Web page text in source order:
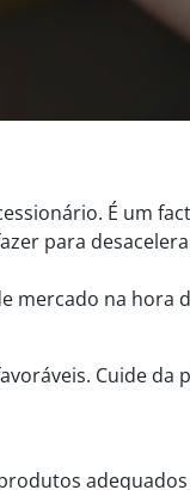
É um
para
mercado na hora
Cuide da